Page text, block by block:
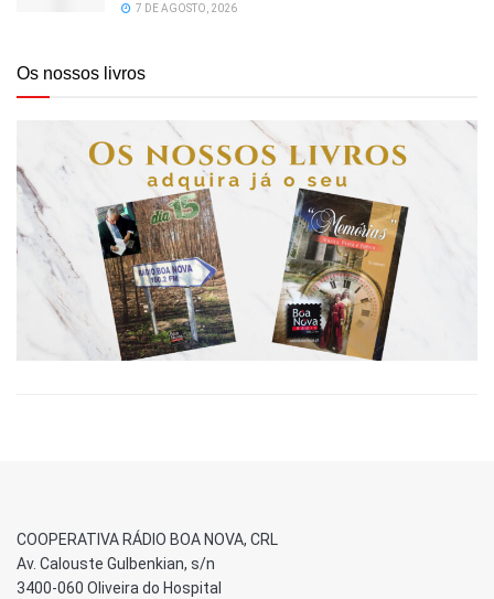
7 DE AGOSTO, 2026
Os nossos livros
COOPERATIVA RÁDIO BOA NOVA, CRL
Av. Calouste Gulbenkian, s/n
3400-060 Oliveira do Hospital